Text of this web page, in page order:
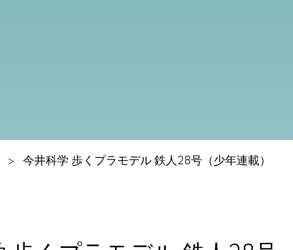
今井科学 歩くプラモデル 鉄人28号（少年連載）